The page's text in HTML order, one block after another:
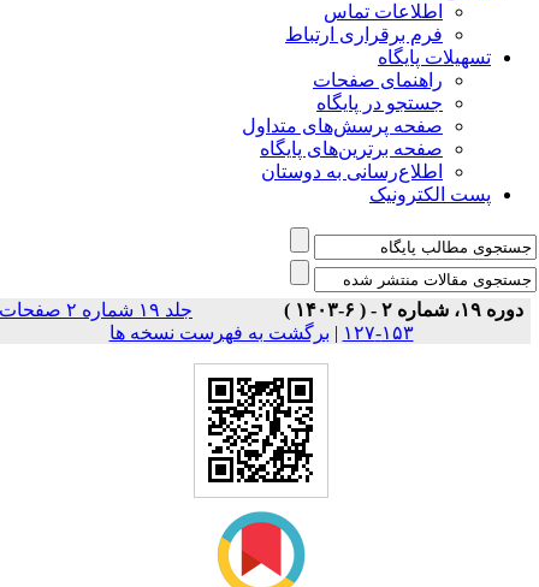
اطلاعات تماس
فرم برقراری ارتباط
تسهیلات پایگاه
راهنمای صفحات
جستجو در پایگاه
صفحه پرسش‌های متداول
صفحه برترین‌های پایگاه
اطلاع‌رسانی به دوستان
پست الکترونیک
دوره ۱۹، شماره ۲ - ( ۶-۱۴۰۳ )
جلد ۱۹ شماره ۲ صفحات
۱۵۳-۱۲۷
| برگشت به فهرست نسخه ها